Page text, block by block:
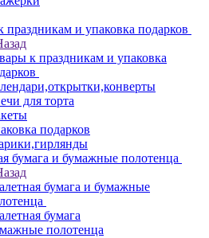
праздникам и упаковка подарков
к праздникам и упаковка
для торта
подарков
бумага и бумажные полотенца
бумага и бумажные
бумага
полотенца